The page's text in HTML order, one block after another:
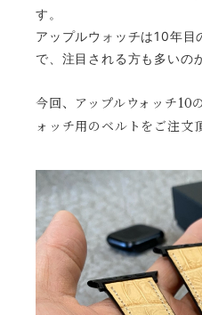
す。
アップルウォッチは10年目
で、注目される方も多いの
今回、アップルウォッチ10
ォッチ用のベルトをご注文